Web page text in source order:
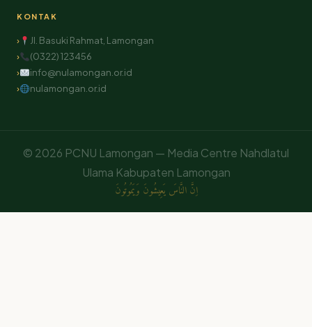
KONTAK
Jl. Basuki Rahmat, Lamongan
(0322) 123456
info@nulamongan.or.id
nulamongan.or.id
© 2026 PCNU Lamongan — Media Centre Nahdlatul
Ulama Kabupaten Lamongan
اِنَّ النَّاسَ يَعِيشُونَ وَيَمُوتُونَ